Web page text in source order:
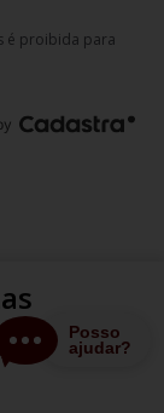
é proibida para